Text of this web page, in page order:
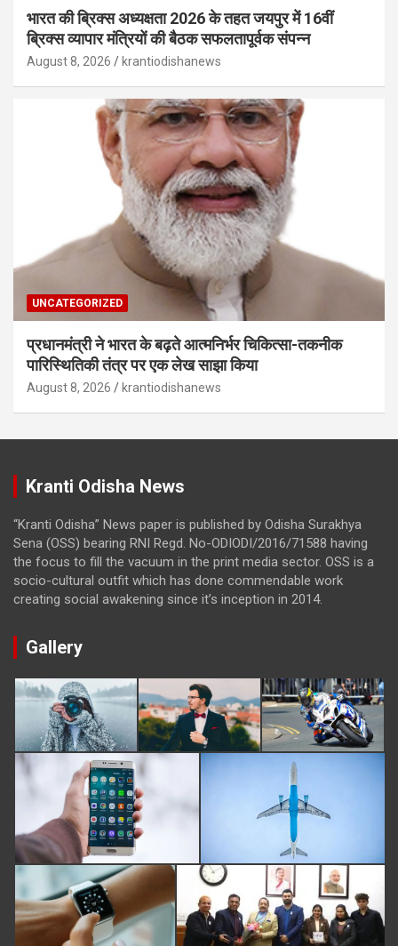
भारत की ब्रिक्‍स अध्यक्षता 2026 के तहत जयपुर में 16वीं
ब्रिक्‍स व्यापार मंत्रियों की बैठक सफलतापूर्वक संपन्न
August 8, 2026 krantiodishanews
UNCATEGORIZED
प्रधानमंत्री ने भारत के बढ़ते आत्मनिर्भर चिकित्सा-तकनीक
पारिस्थितिकी तंत्र पर एक लेख साझा किया
August 8, 2026 krantiodishanews
Kranti Odisha News
“Kranti Odisha” News paper is published by Odisha Surakhya
Sena (OSS) bearing RNI Regd. No-ODIODI/2016/71588 having
the focus to fill the vacuum in the print media sector. OSS is a
socio-cultural outfit which has done commendable work
creating social awakening since it’s inception in 2014.
Gallery